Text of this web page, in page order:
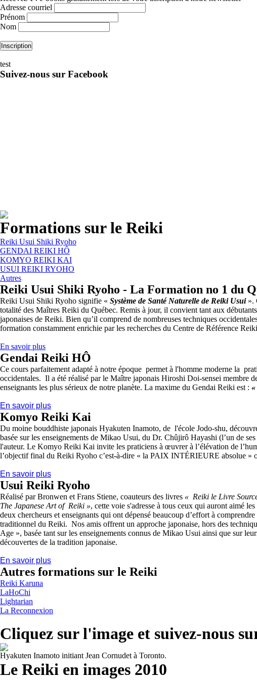
Adresse courriel
Prénom
Nom
test
Suivez-nous sur Facebook
Formations sur le Reiki
Reiki Usui Shiki Ryoho
GENDAI REIKI HÔ
KOMYO REIKI KAI
USUI REIKI RYOHO
Autres
Reiki Usui Shiki Ryoho - La Formation no 1 du
Reiki Usui Shiki Ryoho signifie « Système de Santé Naturelle de Reiki Usui ».
totalité des Maîtres Reiki du Québec. Remis à jour, il convient tant aux
japonaises de Reiki. Bien qu’il comprend de nombreuses techniques
formation constamment enrichie par les recherches du Centre de Référence Reiki
En savoir plus
Gendai Reiki HÔ
Ce cours parfaitement adapté à notre époque permet à l'homme moderne la
occidentales. Il a été réalisé par le Maître japonais Hiroshi Doi-sensei membre
enseignants les plus sérieux de notre planète. La maxime du Gendai Reiki est : «
En savoir plus
Komyo Reiki Kai
Du moine bouddhiste japonais Hyakuten Inamoto, de l'école Jodo-shu,
basée sur les enseignements de Mikao Usui, du Dr. Chûjirô Hayashi (l’un de
l'auteur. Le Komyo Reiki Kai invite les praticiens à œuvrer à l’élévation de
l’objectif final du Reiki Ryoho c’est-à-dire « la PAIX INTÉRIEURE absolue »
En savoir plus
Usui Reiki Ryoho
Réalisé par Bronwen et Frans Stiene, coauteurs des livres « Reiki le Livre
The Japanese Art of Reiki », cette voie s'adresse à tous ceux qui auront aimé
deux chercheurs et enseignants qui ont dépensé beaucoup d’effort à comprendre
traditionnel du Reiki. Nos amis offrent un approche japonaise, hors des
Age », basée tant sur les enseignements connus de Mikao Usui ainsi que sur
découvertes de la tradition japonaise.
En savoir plus
Autres formations sur le Reiki
Reiki Karuna
LaHoChi
Lightarian
La Reconnexion
Cliquez sur l'image et suivez-nous
Hyakuten Inamoto initiant Jean Cornudet à Toronto.
Le Reiki en images 2010